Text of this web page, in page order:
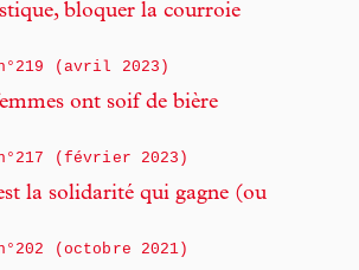
bloquer la courroie
(avril 2023)
ont soif de bière
(février 2023)
la solidarité qui gagne (ou
(octobre 2021)